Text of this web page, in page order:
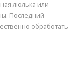
люлька или
Последний
обработать